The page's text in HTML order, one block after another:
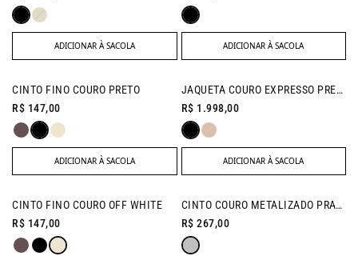
ADICIONAR À SACOLA ADICIONAR À SACOLA
CINTO FINO COURO PRETO
R$ 147,00
ADICIONAR À SACOLA
JAQUETA COURO EXPRESSO PRETO
R$ 1.998,00
ADICIONAR À SACOLA
CINTO FINO COURO OFF WHITE
R$ 147,00
CINTO COURO METALIZADO PRATEADO
R$ 267,00